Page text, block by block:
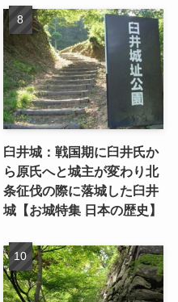
臼井城：戦国期に臼井氏か
ら原氏へと城主が変わり北
条征伐の際に落城した臼井
城【お城特集 日本の歴史】